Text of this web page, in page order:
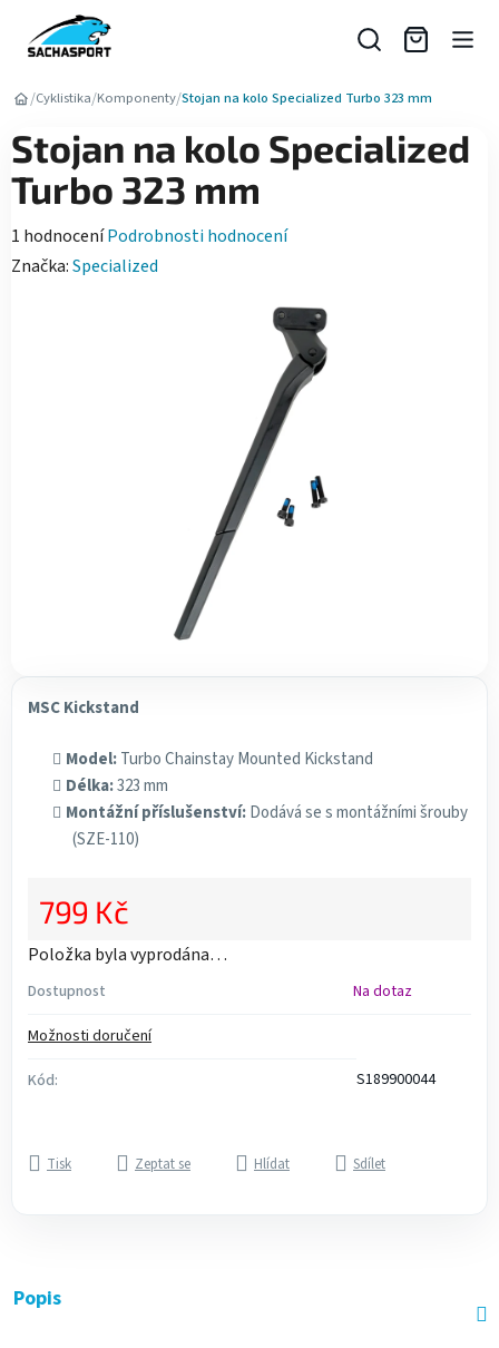
obsah
/Cyklistika/Komponenty/Stojan na kolo Specialized Turbo 323 mm
MSC Kickstand
Model:Turbo Chainstay Mounted Kickstand
Délka:323 mm
Montážní příslušenství:Dodává se s montážními šrouby
(SZE-110)
Položka byla vyprodána…
Dostupnost
Na dotaz
Možnosti doručení
Kód:
S189900044
799 Kč
Měrná cena:
Tisk Zeptat se Hlídat Sdílet
Stojan na kolo Specialized
Turbo 323 mm
Průměrné
hodnocení
1 hodnoceníPodrobnosti hodnocení
Značka:Specialized
Popis